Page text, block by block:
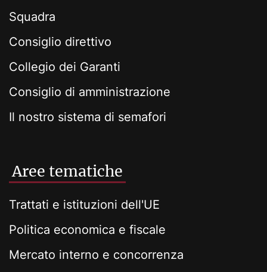
Squadra
Consiglio direttivo
Collegio dei Garanti
Consiglio di amministrazione
Il nostro sistema di semafori
Aree tematiche
Trattati e istituzioni dell'UE
Politica economica e fiscale
Mercato interno e concorrenza